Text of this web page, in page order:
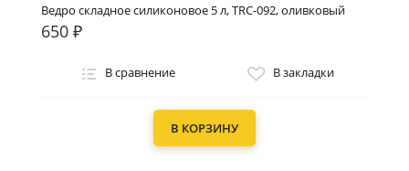
Ведро складное силиконовое 5 л, TRC-092, оливковый
650 ₽
В сравнение В закладки
В КОРЗИНУ